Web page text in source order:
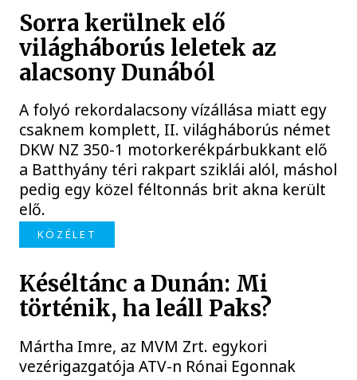
Sorra kerülnek elő
világháborús leletek az
alacsony Dunából
A folyó rekordalacsony vízállása miatt egy
csaknem komplett, II. világháborús német
DKW NZ 350-1 motorkerékpárbukkant elő
a Batthyány téri rakpart sziklái alól, máshol
pedig egy közel féltonnás brit akna került
elő.
KÖZÉLET
Késéltánc a Dunán: Mi
történik, ha leáll Paks?
Mártha Imre, az MVM Zrt. egykori
vezérigazgatója ATV-n Rónai Egonnak